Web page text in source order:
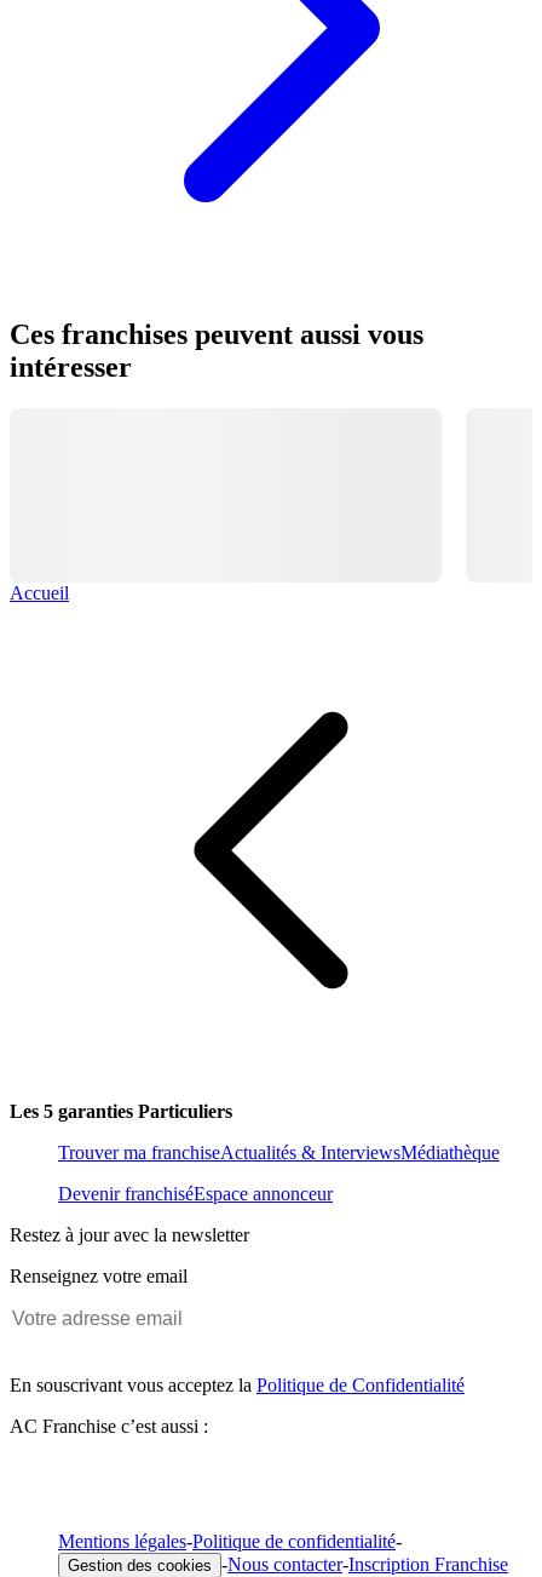
Ces franchises peuvent aussi vous
intéresser
Accueil
Les 5 garanties Particuliers
Trouver ma franchiseActualités & InterviewsMédiathèque
Devenir franchiséEspace annonceur
Restez à jour avec la newsletter
Renseignez votre email
En souscrivant vous acceptez la Politique de Confidentialité
AC Franchise c’est aussi :
Mentions légales-Politique de confidentialité-
Gestion des cookies -Nous contacter-Inscription Franchise